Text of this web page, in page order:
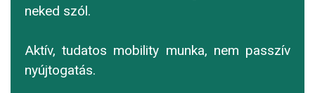
neked szól.
Aktív, tudatos mobility munka, nem passzív
nyújtogatás.